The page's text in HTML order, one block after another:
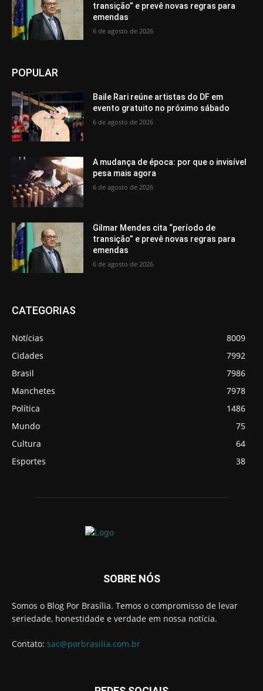
transição” e prevê novas regras para
emendas
6 de agosto de 2026
POPULAR
Baile Rari reúne artistas do DF em
evento gratuito no próximo sábado
6 de agosto de 2026
A mudança de época: por que o invisível
pesa mais agora
6 de agosto de 2026
Gilmar Mendes cita “período de
transição” e prevê novas regras para
emendas
6 de agosto de 2026
CATEGORIAS
Notícias
8009
Cidades
7992
Brasil
7986
Manchetes
7978
Política
1486
Mundo
75
Cultura
64
Esportes
38
SOBRE NÓS
Somos o Blog Por Brasília. Temos o compromisso de levar
seriedade, honestidade e verdade em nossa notícia.
Contato: sac@porbrasilia.com.br